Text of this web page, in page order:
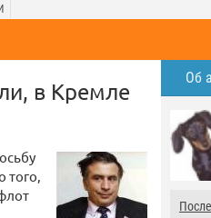
Об
в Кремле
того,